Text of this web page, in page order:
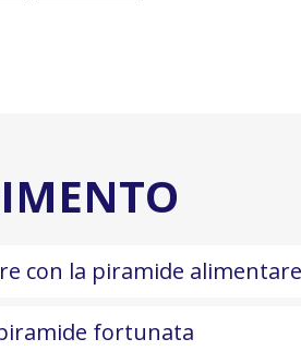
con la piramide alimentare
fortunata